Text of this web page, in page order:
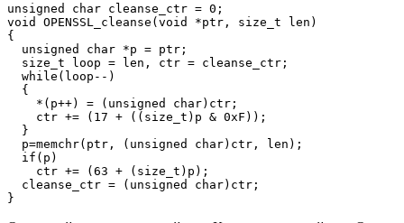
unsigned char cleanse_ctr = 0;
void OPENSSL_cleanse(void *ptr, size_t len)
{
  unsigned char *p = ptr;
  size_t loop = len, ctr = cleanse_ctr;
  while(loop--)
  {
    *(p++) = (unsigned char)ctr;
    ctr += (17 + ((size_t)p & 0xF));
  }
  p=memchr(ptr, (unsigned char)ctr, len);
  if(p)
    ctr += (63 + (size_t)p);
  cleanse_ctr = (unsigned char)ctr;
}